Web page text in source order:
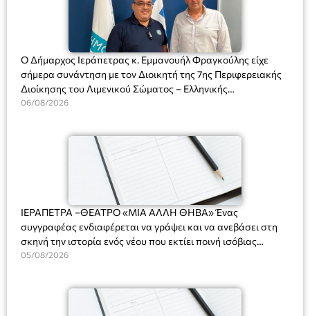
Ο Δήμαρχος Ιεράπετρας κ. Εμμανουήλ Φραγκούλης είχε
σήμερα συνάντηση με τον Διοικητή της 7ης Περιφερειακής
Διοίκησης του Λιμενικού Σώματος – Ελληνικής
Ακτοφυλακής (Λ.Σ.-ΕΛ.ΑΚΤ.), Αρχιπλοίαρχο Λ.Σ. κ. Ιωάννη
06/08/2026
ΙΕΡΑΠΕΤΡΑ –ΘΕΑΤΡΟ «ΜΙΑ ΑΛΛΗ ΘΗΒΑ» Ένας
συγγραφέας ενδιαφέρεται να γράψει και να ανεβάσει στη
σκηνή την ιστορία ενός νέου που εκτίει ποινή ισόβιας
κάθειρξης για πατροκτονία. Ένα πολυβραβευμένο έργο για
ασθένεια, τον ερωτισμό. Ένα έργο αινιγματικό, συγκινητικό,
όσο και διασκεδαστικό. Ο διακεκριμένος σκηνοθέτης
Βαγγέλης Θεοδωρόπουλος ανέδειξε το πολυεπίπεδο αυτό
05/08/2026